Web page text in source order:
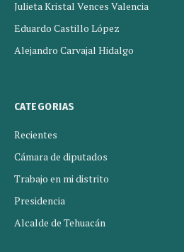
Julieta Kristal Vences Valencia
Eduardo Castillo López
Alejandro Carvajal Hidalgo
CATEGORIAS
Recientes
Cámara de diputados
Trabajo en mi distrito
Presidencia
Alcalde de Tehuacán